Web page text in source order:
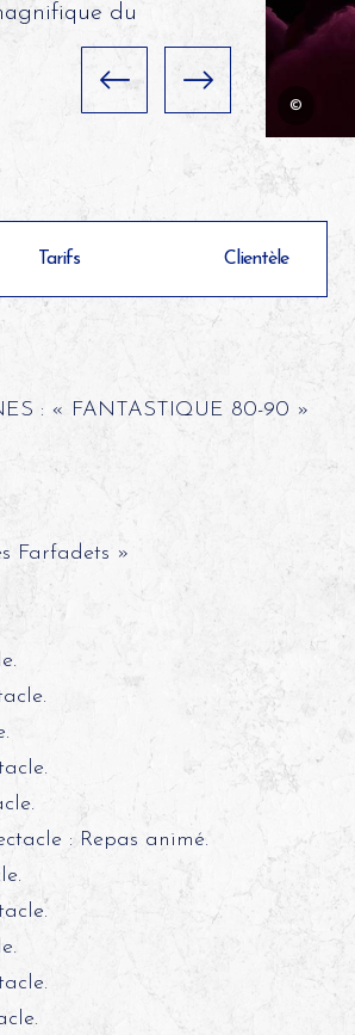
du
©
Tarifs Clientèle
: « FANTASTIQUE 80-90 »
Farfadets »
: Repas animé.